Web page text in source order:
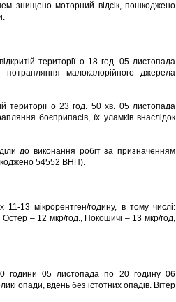
знищено моторний відсік, пошкоджено
території о 18 год. 05 листопада
малокалорійного джерела
території о 23 год. 50 хв. 05 листопада
боєприпасів, їх уламків внаслідок
до виконання робіт за призначенням
54552 ВНП).
13 мікрорентген/годину, в тому числі:
Остер – 12 мкр/год., Покошичі – 13 мкр/год,
години 05 листопада по 20 годину 06
опади, вдень без істотних опадів. Вітер